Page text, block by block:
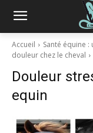
Accueil
Santé équine
douleur chez le cheval
Douleur
equin